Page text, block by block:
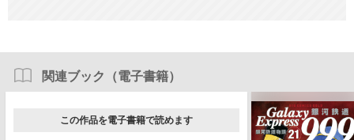
関連ブック（電子書籍）
この作品を電子書籍で読めます